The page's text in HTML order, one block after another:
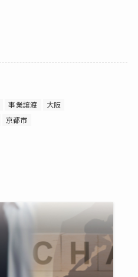
事業譲渡
大阪
京都市